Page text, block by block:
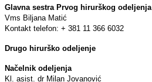
Glavna sestra Prvog hirurškog odelјenja
Vms Bilјana Matić
Kontakt telefon: + 381 11 366 6032
Drugo hirurško odelјenje
Načelnik odelјenja
Kl. asist. dr Milan Jovanović